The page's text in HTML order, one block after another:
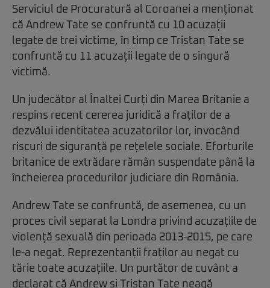
Serviciul de Procuratură al Coroanei a menționat
că Andrew Tate se confruntă cu 10 acuzații
legate de trei victime, în timp ce Tristan Tate se
confruntă cu 11 acuzații legate de o singură
victimă.
Un judecător al Înaltei Curți din Marea Britanie a
respins recent cererea juridică a fraților de a
dezvălui identitatea acuzatorilor lor, invocând
riscuri de siguranță pe rețelele sociale. Eforturile
britanice de extrădare rămân suspendate până la
încheierea procedurilor judiciare din România.
Andrew Tate se confruntă, de asemenea, cu un
proces civil separat la Londra privind acuzațiile de
violență sexuală din perioada 2013-2015, pe care
le-a negat. Reprezentanții fraților au negat cu
tărie toate acuzațiile. Un purtător de cuvânt a
declarat că Andrew și Tristan Tate neagă